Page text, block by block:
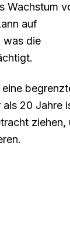
Wachstum
auf
was die
als 20 Jahre
ziehen,